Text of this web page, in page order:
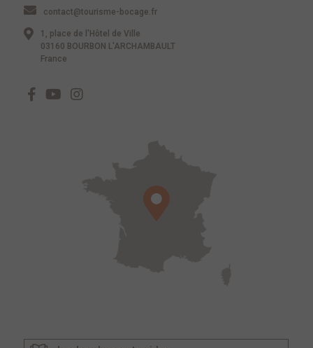
contact@tourisme-bocage.fr
1, place de l'Hôtel de Ville
03160 BOURBON L'ARCHAMBAULT
France